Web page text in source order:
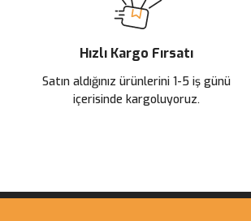
Ürün bilgilerinde hatalar bulunuyor.
Ürün fiyatı diğer sitelerden daha pahalı.
Bu ürüne benzer farklı alternatifler olmalı.
Hızlı Kargo Fırsatı
Satın aldığınız ürünlerini 1-5 iş günü
içerisinde kargoluyoruz.